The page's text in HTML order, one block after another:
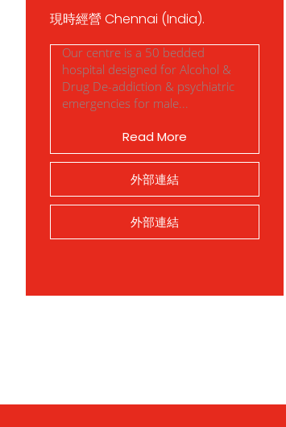
現時經營 Chennai (India).
Our centre is a 50 bedded
hospital designed for Alcohol &
Drug De-addiction & psychiatric
emergencies for male...
Read More
外部連結
外部連結